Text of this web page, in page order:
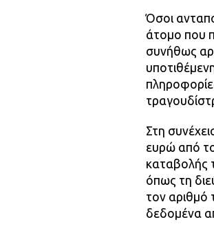
Όσοι
άτομο που
συνήθως
Στη
ευρώ από
καταβολής
όπως τη
τον αριθμό
δεδομένα